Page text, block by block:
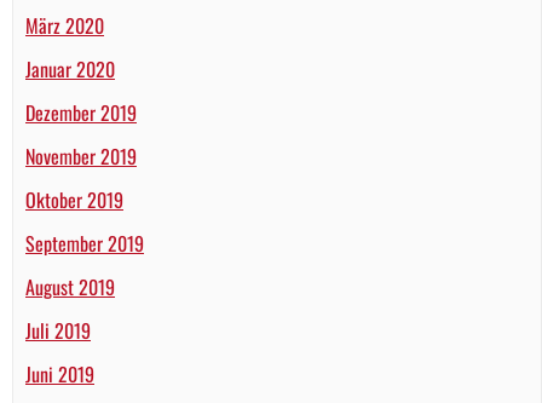
März 2020
Januar 2020
Dezember 2019
November 2019
Oktober 2019
September 2019
August 2019
Juli 2019
Juni 2019